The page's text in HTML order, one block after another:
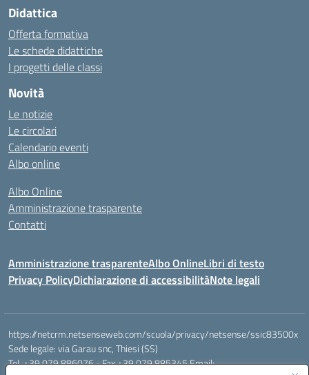
Didattica
Offerta formativa
Le schede didattiche
I progetti delle classi
Novità
Le notizie
Le circolari
Calendario eventi
Albo online
Albo Online
Amministrazione trasparente
Contatti
Amministrazione trasparenteAlbo OnlineLibri di testo
Privacy PolicyDichiarazione di accessibilitàNote legali
https://netcrm.netsenseweb.com/scuola/privacy/netsense/ssic83500x
Sede legale: via Garau snc, Thiesi (SS)
Tel. +39 079 886076 - Fax +39 079 885345 Email: